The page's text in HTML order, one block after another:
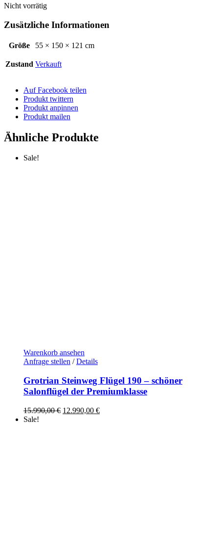
Nicht vorrätig
Zusätzliche Informationen
Größe 55 × 150 × 121 cm
Zustand Verkauft
Auf Facebook teilen
Produkt twittern
Produkt anpinnen
Produkt mailen
Ähnliche Produkte
Sale!
Warenkorb ansehen
Anfrage stellen / Details
Grotrian Steinweg Flügel 190 – schöner
Salonflügel der Premiumklasse
15.990,00€ Ursprünglicher
12.990,00 €Aktueller
Sale!